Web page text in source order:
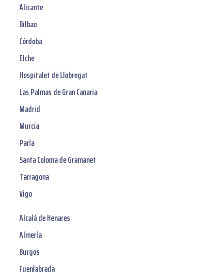
Alicante
Bilbao
Córdoba
Elche
Hospitalet de Llobregat
Las Palmas de Gran Canaria
Madrid
Murcia
Parla
Santa Coloma de Gramanet
Tarragona
Vigo
Alcalá de Henares
Almería
Burgos
Fuenlabrada